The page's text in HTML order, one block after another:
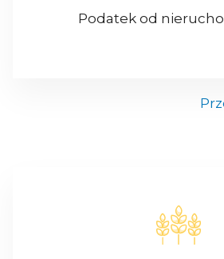
Podatek od